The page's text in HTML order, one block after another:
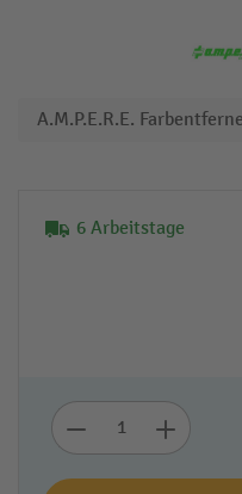
6 Arbeitstage